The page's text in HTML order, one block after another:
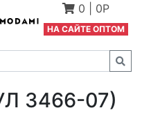
0 0Р
НА САЙТЕ ОПТОМ
3466-07)